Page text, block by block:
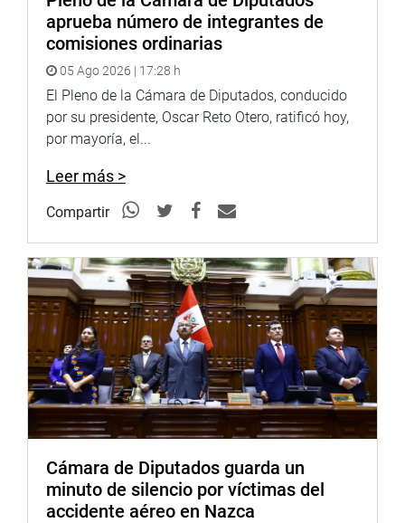
aprueba número de integrantes de
comisiones ordinarias
05 Ago 2026 | 17:28 h
El Pleno de la Cámara de Diputados, conducido
por su presidente, Oscar Reto Otero, ratificó hoy,
por mayoría, el...
Leer más >
Compartir
Cámara de Diputados guarda un
minuto de silencio por víctimas del
accidente aéreo en Nazca